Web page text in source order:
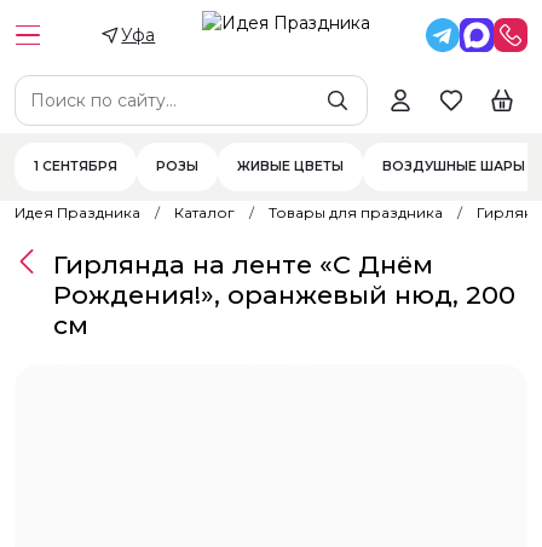
Уфа
1 СЕНТЯБРЯ РОЗЫ ЖИВЫЕ ЦВЕТЫ ВОЗДУШНЫЕ ШАРЫ
Идея Праздника Каталог Товары для праздника
Гирлянда на ленте «С Днём
Рождения!», оранжевый нюд, 200
см